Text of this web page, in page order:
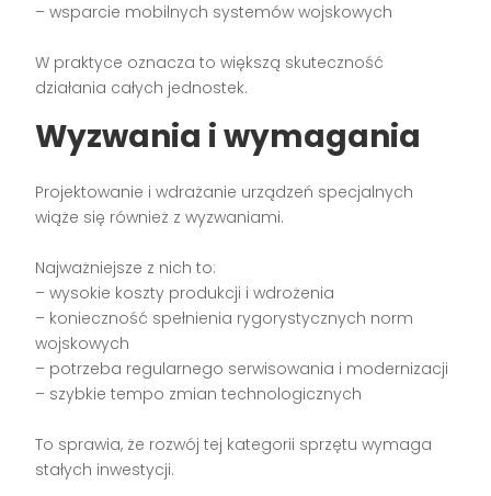
– wsparcie mobilnych systemów wojskowych
W praktyce oznacza to większą skuteczność
działania całych jednostek.
Wyzwania i wymagania
Projektowanie i wdrażanie urządzeń specjalnych
wiąże się również z wyzwaniami.
Najważniejsze z nich to:
– wysokie koszty produkcji i wdrożenia
– konieczność spełnienia rygorystycznych norm
wojskowych
– potrzeba regularnego serwisowania i modernizacji
– szybkie tempo zmian technologicznych
To sprawia, że rozwój tej kategorii sprzętu wymaga
stałych inwestycji.